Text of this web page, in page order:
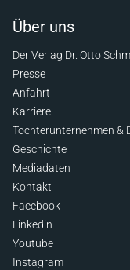
Über uns
Der Verlag Dr. Otto
Presse
Anfahrt
Karriere
Tochterunternehmen &
Geschichte
Mediadaten
Kontakt
Facebook
Linkedin
Youtube
Instagram